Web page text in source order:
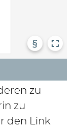
§
zu
zu
den Link